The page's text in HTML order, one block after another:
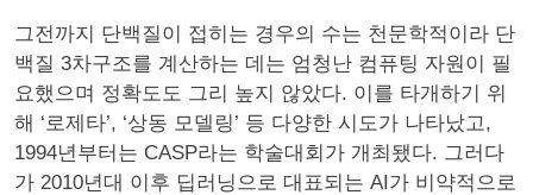
그전까지 단백질이 접히는 경우의 수는 천문학적이라 단
백질 3차구조를 계산하는 데는 엄청난 컴퓨팅 자원이 필
요했으며 정확도도 그리 높지 않았다. 이를 타개하기 위
해 ‘로제타’, ‘상동 모델링’ 등 다양한 시도가 나타났고,
1994년부터는 CASP라는 학술대회가 개최됐다. 그러다
가 2010년대 이후 딥러닝으로 대표되는 AI가 비약적으로